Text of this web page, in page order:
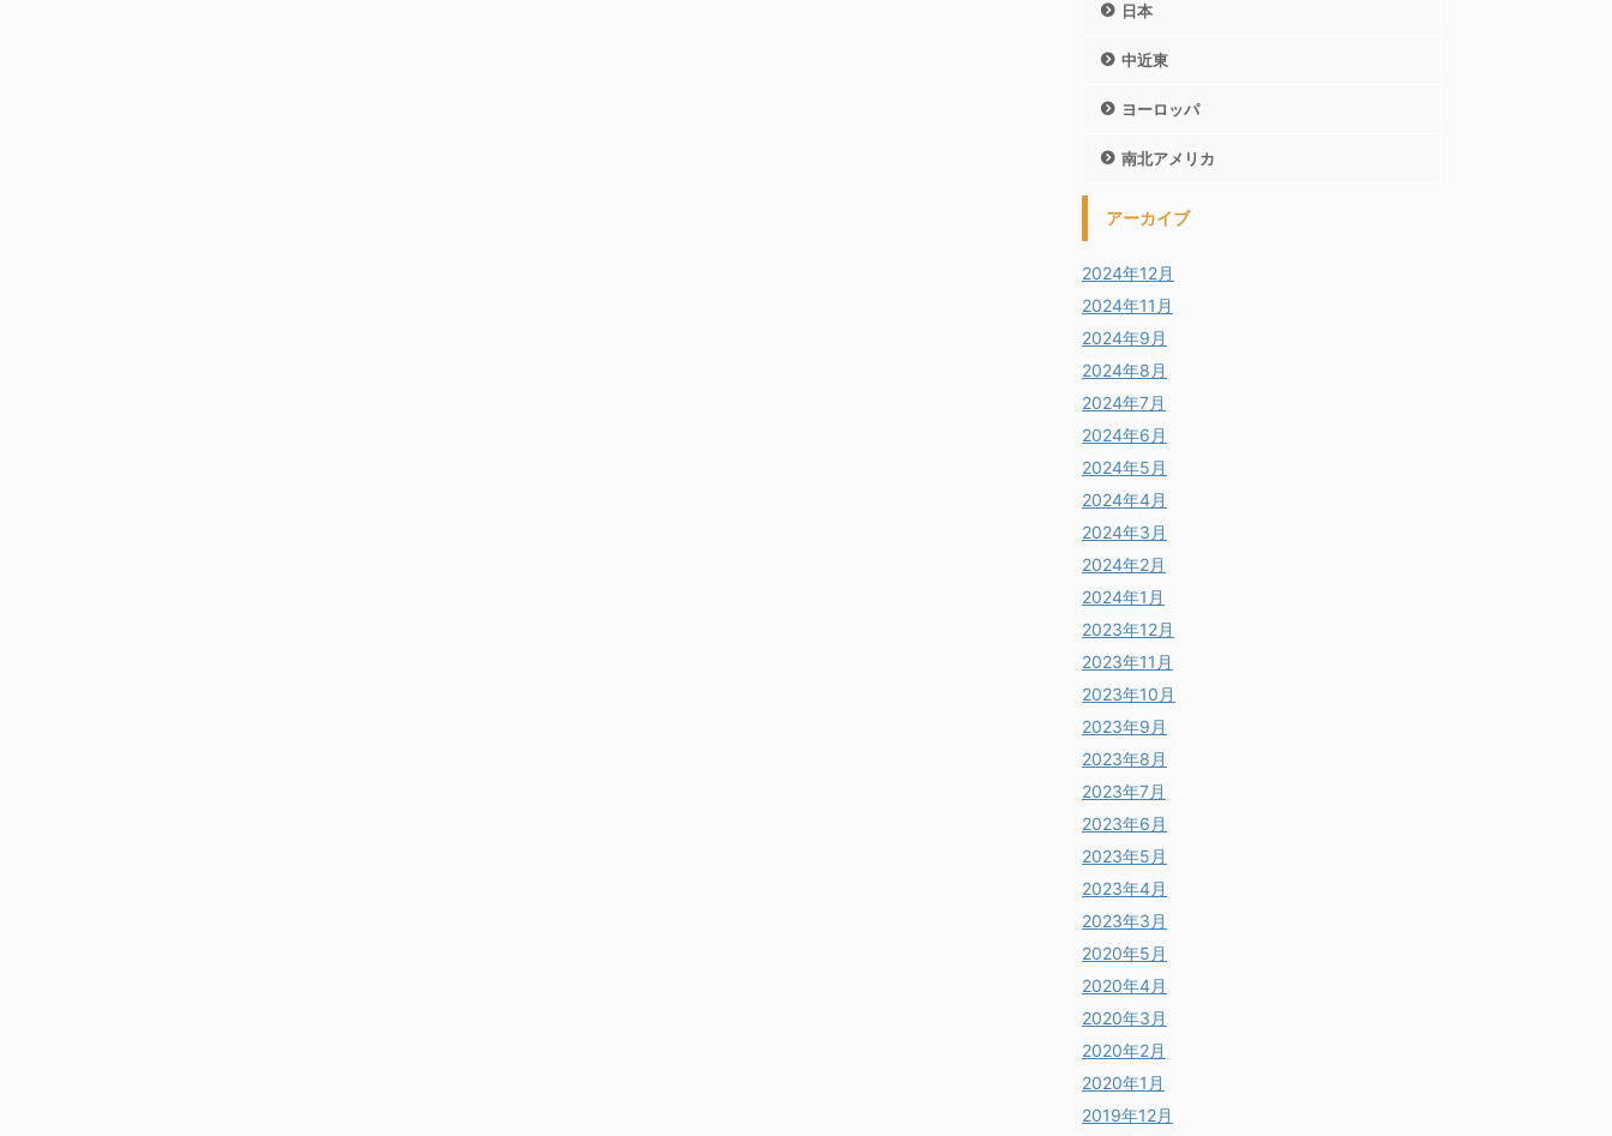
日本
中近東
ヨーロッパ
南北アメリカ
アーカイブ
2024年12月
2024年11月
2024年9月
2024年8月
2024年7月
2024年6月
2024年5月
2024年4月
2024年3月
2024年2月
2024年1月
2023年12月
2023年11月
2023年10月
2023年9月
2023年8月
2023年7月
2023年6月
2023年5月
2023年4月
2023年3月
2020年5月
2020年4月
2020年3月
2020年2月
2020年1月
2019年12月